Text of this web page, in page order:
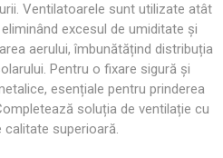
Ventilatoarele sunt utilizate atât
excesul de umiditate și
aerului, îmbunătățind distribuția
Pentru o fixare sigură și
esențiale pentru prinderea
soluția de ventilație cu
calitate superioară.